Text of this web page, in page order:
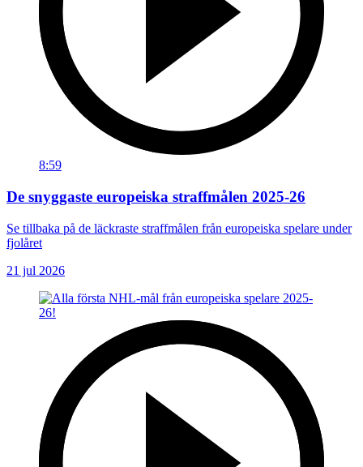
8:59
De snyggaste europeiska straffmålen 2025-26
Se tillbaka på de läckraste straffmålen från europeiska spelare under
fjolåret
21 jul 2026